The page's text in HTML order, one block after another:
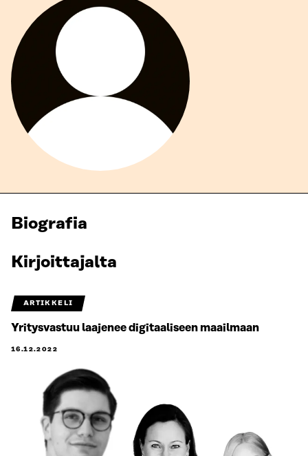
Biografia
Kirjoittajalta
ARTIKKELI
Yritysvastuu laajenee digitaaliseen maailmaan
16.12.2022